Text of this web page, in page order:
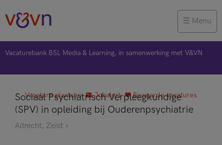
Menu
Vacaturebank BSL Media & Learning, in samenwerking met V&VN
Vacature plaatsen Jobalert Bewaarde vacatures
Sociaal Psychiatrisch Verpleegkundige
(SPV) in opleiding bij Ouderenpsychiatrie
Altrecht, Zeist